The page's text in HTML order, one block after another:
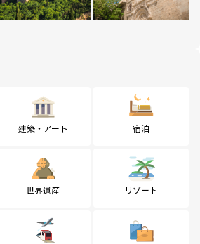
建築・アート 宿泊
世界遺産 リゾート